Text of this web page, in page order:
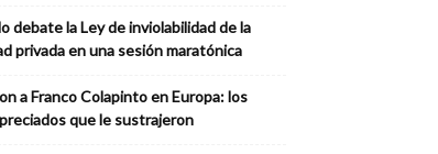
debate la Ley de inviolabilidad de la
privada en una sesión maratónica
a Franco Colapinto en Europa: los
que le sustrajeron